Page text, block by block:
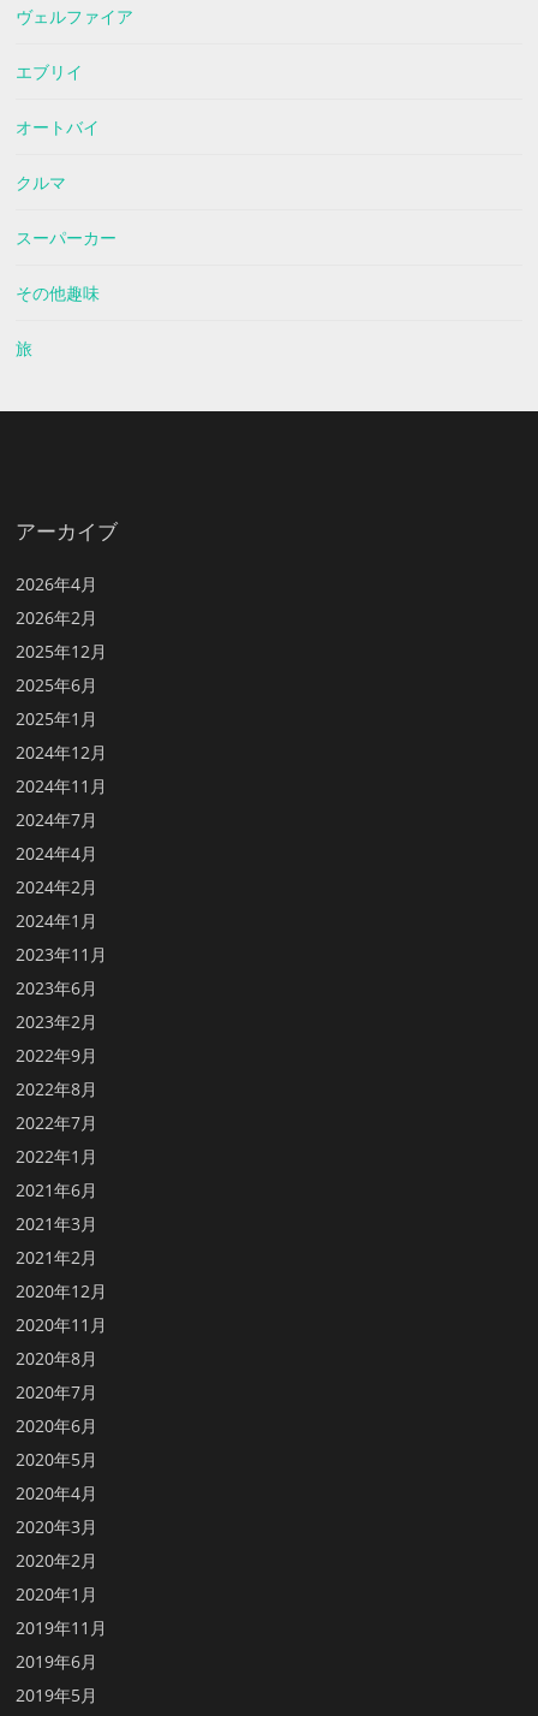
ヴェルファイア
エブリイ
オートバイ
クルマ
スーパーカー
その他趣味
旅
アーカイブ
2026年4月
2026年2月
2025年12月
2025年6月
2025年1月
2024年12月
2024年11月
2024年7月
2024年4月
2024年2月
2024年1月
2023年11月
2023年6月
2023年2月
2022年9月
2022年8月
2022年7月
2022年1月
2021年6月
2021年3月
2021年2月
2020年12月
2020年11月
2020年8月
2020年7月
2020年6月
2020年5月
2020年4月
2020年3月
2020年2月
2020年1月
2019年11月
2019年6月
2019年5月